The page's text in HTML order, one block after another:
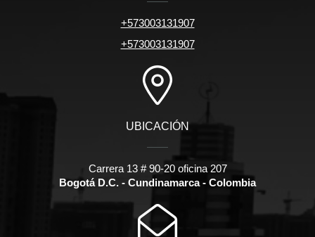
+573003131907
+573003131907
UBICACIÓN
Carrera 13 # 90-20 oficina 207
Bogotá D.C. - Cundinamarca - Colombia